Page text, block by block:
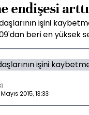
endişesi arttı
işini
beri en yüksek
Mayıs 2015, 13:33